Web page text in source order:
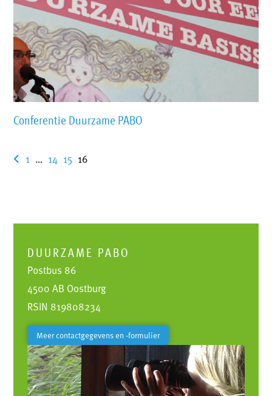
Conferentie Duurzame PABO
1 … 14 15 16
DUURZAME PABO
Postbus 86
4500 AB Oostburg
RSIN 819808234
Meer contactgegevens en -formulier